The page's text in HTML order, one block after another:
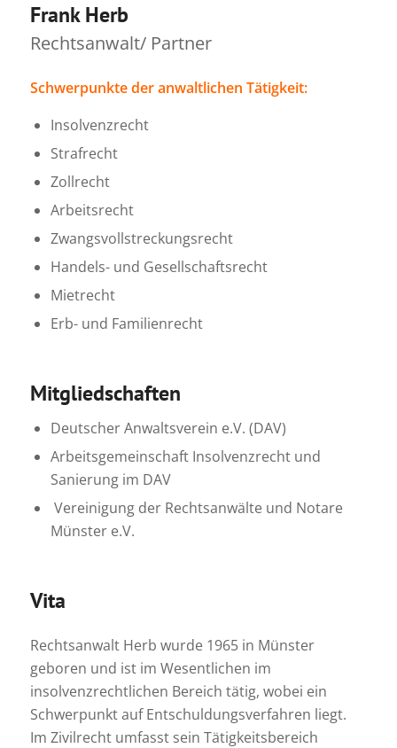
Frank Herb
Rechtsanwalt/ Partner
Schwerpunkte der anwaltlichen Tätigkeit:
Insolvenzrecht
Strafrecht
Zollrecht
Arbeitsrecht
Zwangsvollstreckungsrecht
Handels- und Gesellschaftsrecht
Mietrecht
Erb- und Familienrecht
Mitgliedschaften
Deutscher Anwaltsverein e.V. (DAV)
Arbeitsgemeinschaft Insolvenzrecht und
Sanierung im DAV
Vereinigung der Rechtsanwälte und Notare
Münster e.V.
Vita
Rechtsanwalt Herb wurde 1965 in Münster
geboren und ist im Wesentlichen im
insolvenzrechtlichen Bereich tätig, wobei ein
Schwerpunkt auf Entschuldungsverfahren liegt.
Im Zivilrecht umfasst sein Tätigkeitsbereich